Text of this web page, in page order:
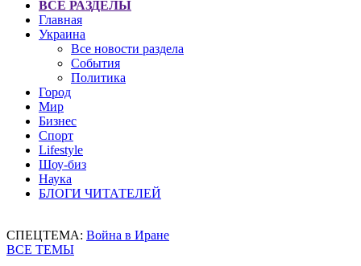
ВСЕ РАЗДЕЛЫ
Главная
Украина
Все новости раздела
События
Политика
Город
Мир
Бизнес
Спорт
Lifestyle
Шоу-биз
Наука
БЛОГИ ЧИТАТЕЛЕЙ
СПЕЦТЕМА: Война в Иране
ВСЕ ТЕМЫ